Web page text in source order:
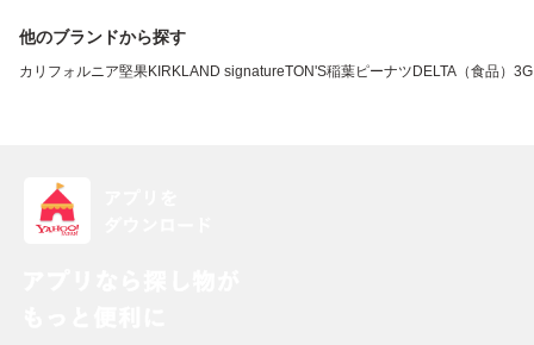
他のブランドから探す
カリフォルニア堅果KIRKLAND signatureTON'S稲葉ピーナツ DELTA（食品）